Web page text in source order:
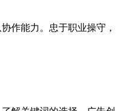
作能力。忠于职业操守，